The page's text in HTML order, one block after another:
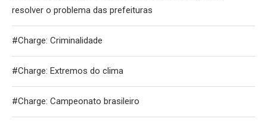
resolver o problema das prefeituras
#Charge: Criminalidade
#Charge: Extremos do clima
#Charge: Campeonato brasileiro